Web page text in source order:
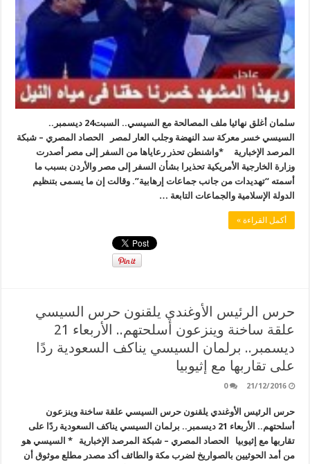
سلمان أغلق نهائيا ملف المصالحة مع السيسي.. السبت24 ديسمبر..
السيسي خسر معركة سد النهضة وجلب العار لمصر الحصاد المصري – شبكة
المرصد الإخبارية *واشنطن تحذر رعاياها من السفر إلى مصر أصدرت
وزارة الخارجية الأمريكية تحذيرا بشأن السفر إلى مصر والأردن بسبب ما
أسمته “تهديدات من جانب جماعات إرهابية”. وقالت إن ما يسمى بتنظيم
الدولة الإسلامية والجماعات التابعة …
أكمل القراءة »
حرس الرئيس الأوغندي يلقنون حرس السيسي
علقة ساخنة وينزعون أسلحتهم.. الأربعاء 21
ديسمبر.. برلمان السيسي يناكف السعودية ردًا
على تقاربها مع إثيوبيا
21/12/2016
0
حرس الرئيس الأوغندي يلقنون حرس السيسي علقة ساخنة وينزعون
أسلحتهم.. الأربعاء 21 ديسمبر.. برلمان السيسي يناكف السعودية ردًا على
تقاربها مع إثيوبيا الحصاد المصري – شبكة المرصد الإخبارية * السيسي هو
من أمد الحوثيين بالصواريخ لضرب مكة والطائف أكد مصدر مطلع موثوق أن